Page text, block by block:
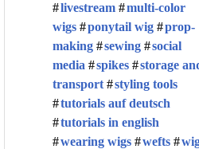
livestream
multi-color
wigs
ponytail wig
prop-
making
sewing
social
media
spikes
storage
transport
styling tools
tutorials auf deutsch
tutorials in english
wearing wigs
wefts